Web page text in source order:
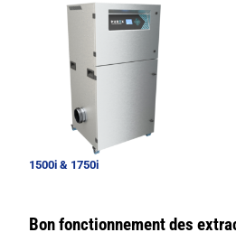
1500i & 1750i
Bon fonctionnement des